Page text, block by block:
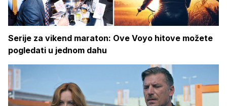
Serije za vikend maraton: Ove Voyo hitove možete
pogledati u jednom dahu